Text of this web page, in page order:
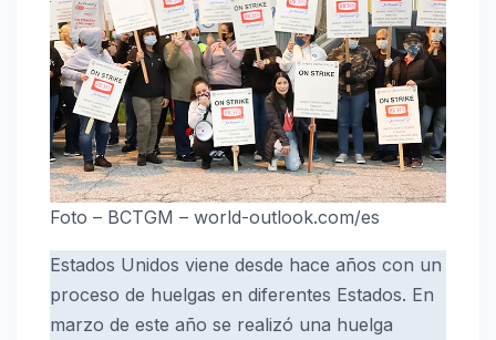
Foto – BCTGM – world-outlook.com/es
Estados Unidos viene desde hace años con un
proceso de huelgas en diferentes Estados. En
marzo de este año se realizó una huelga